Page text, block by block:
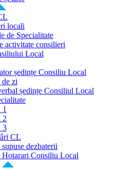
locali
de Specialitate
activitate consilieri
Local
ședințe Consiliu Local
de zi
ședințe Consiliul Local
2
3
CL
dezbaterii
Hotarari Consiliu Local